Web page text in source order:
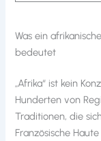
Was ein
bedeutet
„Afrika“ ist kein
Hunderten von
Traditionen, die
Französische